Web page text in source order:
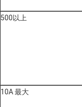
500以上
10A 最大